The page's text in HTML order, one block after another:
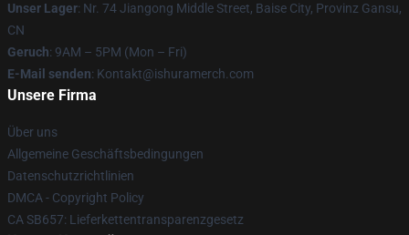
Unser Lager: Nr. 74 Jiangong Middle Street, Baise City, Provinz Gansu,
CN
Geruch: 9AM – 5PM (Mon – Fri)
E-Mail senden: Kontakt@ishuramerch.com
Unsere Firma
Über uns
Allgemeine Geschäftsbedingungen
Datenschutzrichtlinien
DMCA - Copyright Policy
CA SB657: Lieferkettentransparenzgesetz